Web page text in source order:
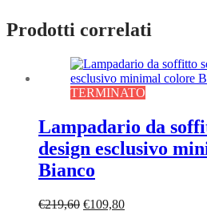
Prodotti correlati
TERMINATO
Lampadario da
design esclusivo
Bianco
€219,60 Il
€109,80Il